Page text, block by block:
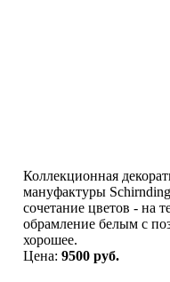
Коллекционная
мануфактуры
сочетание цветов - на
обрамление белым с
хорошее.
Цена: 9500 руб.